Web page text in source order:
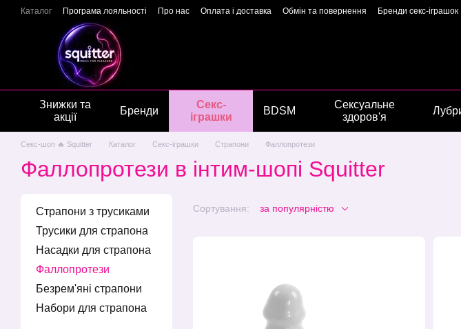
Перейти до основного контенту
Каталог Програма лояльності Про нас Оплата і доставка Обмін та повернення Бренди секс-іграшок
Подарункові сертифікати
Знижки та
акції
Бренди
Секс-
іграшки
BDSM
Сексуальне
здоров'я
Секс-шоп 🔥 Squitter Каталог Секс-іграшки Страпони Фаллопротези
Фаллопротези в інтим-шопі Squitter
Сортування: за популярністю
Страпони з трусиками
Трусики для страпона
Насадки для страпона
Фаллопротези
Безрем'яні страпони
Набори для страпона